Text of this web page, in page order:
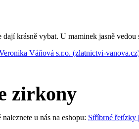
krásně vybat. U maminek jasně vedou
Váňová s.r.o. (zlatnictvi-
zirkony
u nás na eshopu: Stříbrné řetízky